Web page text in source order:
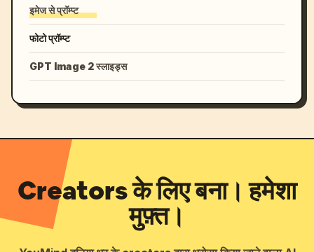
इमेज से प्रॉम्प्ट
फोटो प्रॉम्प्ट
GPT Image 2 स्लाइड्स
Creators के लिए बना। हमेशा
मुफ़्त।